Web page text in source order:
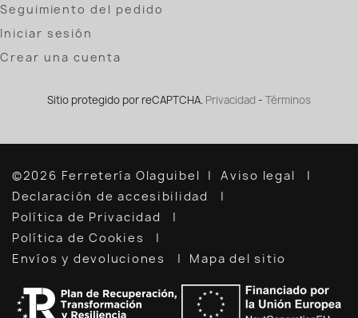
Seguimiento del pedido
Iniciar sesión
Crear una cuenta
Sitio protegido por reCAPTCHA. Privacidad - Términos
©2026 Ferretería Olaguibel
Aviso legal
Declaración de accesibilidad
Política de Privacidad
Política de Cookies
Envíos y devoluciones
Mapa del sitio